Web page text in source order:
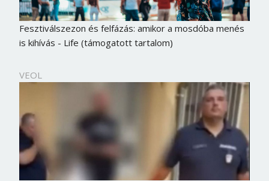
Fesztiválszezon és felfázás: amikor a mosdóba menés
is kihívás - Life (támogatott tartalom)
VEOL